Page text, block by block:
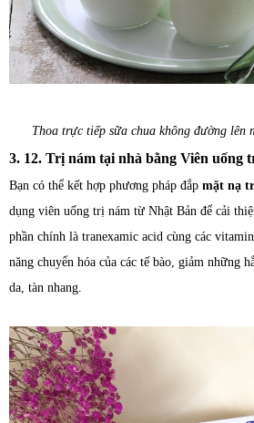
Thoa trực tiếp sữa chua không đường lên
3. 12. Trị nám tại nhà bằng Viên uống
Bạn có thể kết hợp phương pháp đắp mặt nạ
dụng viên uống trị nám từ Nhật Bản để cải
phần chính là tranexamic acid cùng các
năng chuyển hóa của các tế bào, giảm những
da, tàn nhang.